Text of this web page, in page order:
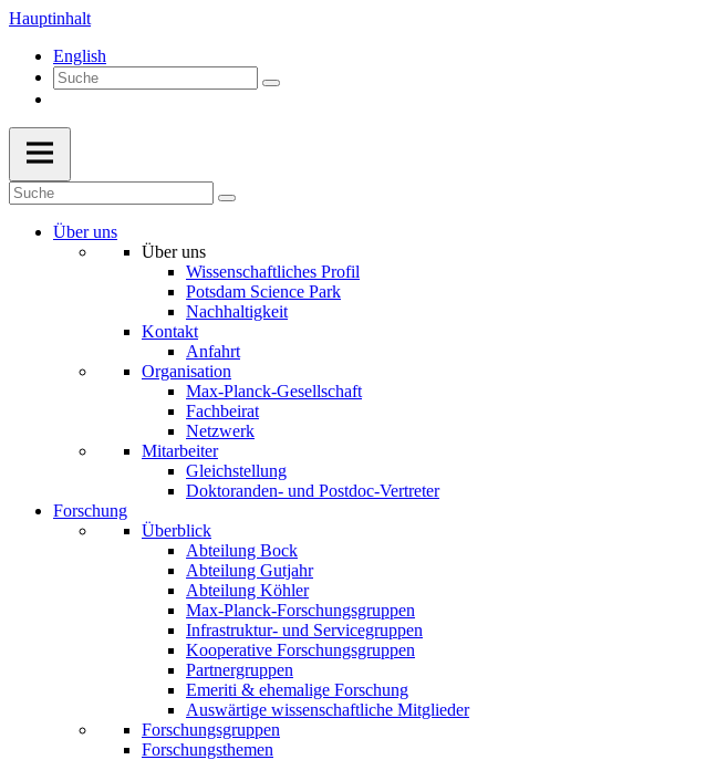
Hauptinhalt
English
Über uns
Über uns
Wissenschaftliches Profil
Potsdam Science Park
Nachhaltigkeit
Kontakt
Anfahrt
Organisation
Max-Planck-Gesellschaft
Fachbeirat
Netzwerk
Mitarbeiter
Gleichstellung
Doktoranden- und Postdoc-Vertreter
Forschung
Überblick
Abteilung Bock
Abteilung Gutjahr
Abteilung Köhler
Max-Planck-Forschungsgruppen
Infrastruktur- und Servicegruppen
Kooperative Forschungsgruppen
Partnergruppen
Emeriti & ehemalige Forschung
Auswärtige wissenschaftliche Mitglieder
Forschungsgruppen
Forschungsthemen